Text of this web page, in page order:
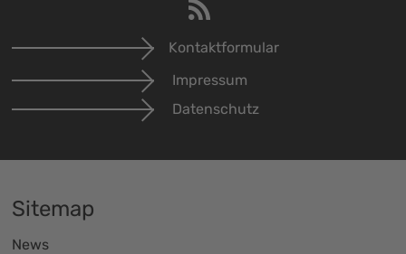
Kontaktformular
Impressum
Datenschutz
Sitemap
News